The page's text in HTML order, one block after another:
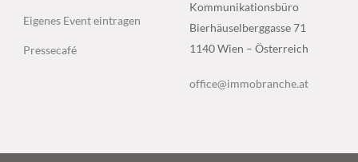
Eigenes Event eintragen
Pressecafé
Kommunikationsbüro
Bierhäuselberggasse 71
1140 Wien – Österreich
office@immobranche.at